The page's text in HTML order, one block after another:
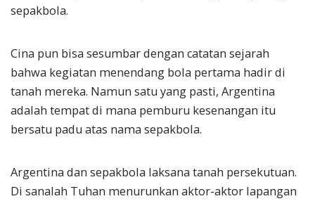
sepakbola.
Cina pun bisa sesumbar dengan catatan sejarah
bahwa kegiatan menendang bola pertama hadir di
tanah mereka. Namun satu yang pasti, Argentina
adalah tempat di mana pemburu kesenangan itu
bersatu padu atas nama sepakbola.
Argentina dan sepakbola laksana tanah persekutuan.
Di sanalah Tuhan menurunkan aktor-aktor lapangan